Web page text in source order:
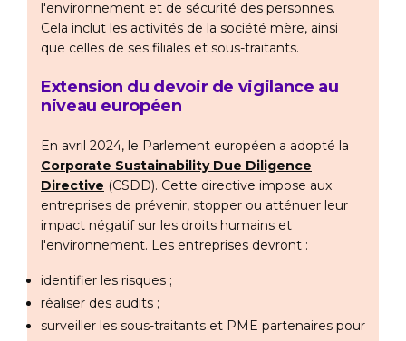
l'environnement et de sécurité des personnes.
Cela inclut les activités de la société mère, ainsi
que celles de ses filiales et sous-traitants.
Extension du devoir de vigilance au
niveau européen
En avril 2024, le Parlement européen a adopté la
Corporate Sustainability Due Diligence
Directive (CSDD). Cette directive impose aux
entreprises de prévenir, stopper ou atténuer leur
impact négatif sur les droits humains et
l'environnement. Les entreprises devront :
identifier les risques ;
réaliser des audits ;
surveiller les sous-traitants et PME partenaires pour